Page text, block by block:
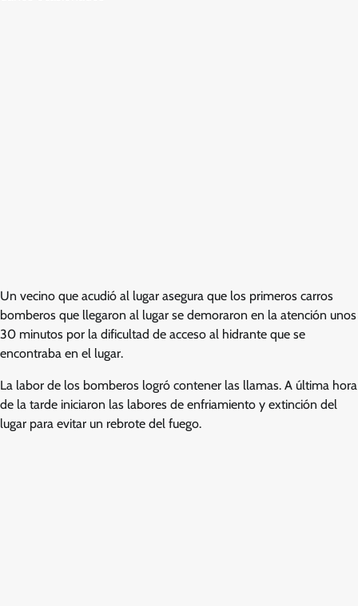
Un vecino que acudió al lugar asegura que los primeros carros
bomberos que llegaron al lugar se demoraron en la atención unos
30 minutos por la dificultad de acceso al hidrante que se
encontraba en el lugar.
La labor de los bomberos logró contener las llamas. A última hora
de la tarde iniciaron las labores de enfriamiento y extinción del
lugar para evitar un rebrote del fuego.